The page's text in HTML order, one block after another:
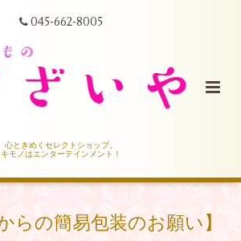
045-662-8005
心ときめくセレクトショップ。
キモノはエンターテインメント！
らの簡易包装のお願い】